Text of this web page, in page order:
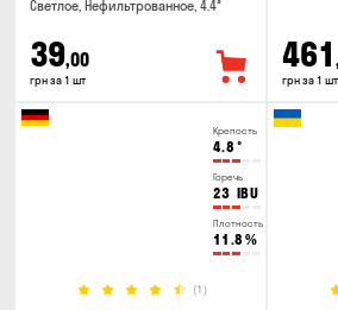
Светлое, Нефильтрованное, 4.4°
39,00
грн за 1 шт
461
грн за 1 шт
Крепость
4.8 °
Горечь
23 IBU
Плотность
11.8 %
(1)